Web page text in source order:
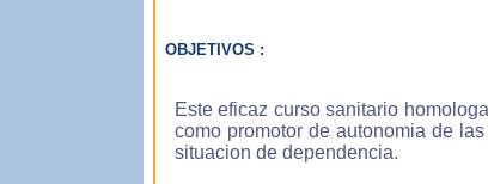
OBJETIVOS :
Este eficaz curso sanitario
como promotor de autonomia de
situacion de dependencia.